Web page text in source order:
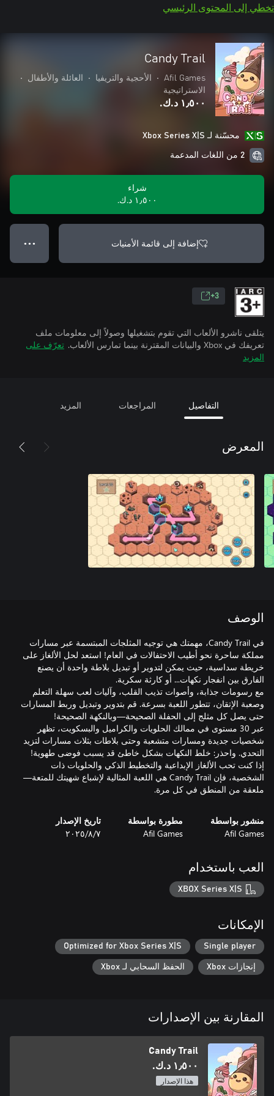
تخطي إلى المحتوى الرئيسي
Candy Trail
Afil Games
• الأحجية والتريفيا • العائلة والأطفال
•
الاستراتيجية
١٫٥٠٠ د.ك.‏
محسّنة لـ Xbox Series X|S
2 من اللغات المدعمة
شراء
١٫٥٠٠ د.ك.‏
إضافة إلى قائمة الأمنيات ● ● ●
3+
يتلقى ناشرو الألعاب التي تقوم بتشغيلها وصولاً إلى معلومات ملف
تعريفك في Xbox والبيانات المقترنة بينما تمارس الألعاب.
تعرّف على
المزيد
التفاصيل المراجعات المزيد
المعرض
الوصف
في Candy Trail، مهمتك هي توجيه المثلجات المبتسمة عبر مسارات
مملكة ساحرة نحو أطيب الاحتفالات في العام! استعد لحل الألغاز على
خريطة سداسية، حيث يمكن لتدوير أو تبديل بلاطة واحدة أن يصنع
مع رسومات جذابة، وأصوات تذيب القلب، وآليات لعب سهلة التعلم
وصعبة الإتقان، تتطور اللعبة بسرعة. قم بتدوير وتبديل وربط المسارات
عبر 30 مستوى في ممالك الحلويات والكراميل والبسكويت، تظهر
شخصيات جديدة ومسارات متشعبة وحتى بلاطات بثلاث مسارات لتزيد
إذا كنت تحب الألغاز الإبداعية والتخطيط الذكي والحلويات ذات
الشخصية، فإن Candy Trail هي اللعبة المثالية لإشباع شهيتك للمتعة—
ملعقة من المنطق في كل مرة.
منشور بواسطة
Afil Games
مطورة بواسطة
Afil Games
تاريخ الإصدار
٧‏/٨‏/٢٠٢٥
العب باستخدام
XBOX Series X|S
الإمكانات
Single player
Optimized for Xbox Series X|S
إنجازات Xbox الحفظ السحابي لـ Xbox
المقارنة بين الإصدارات
Candy Trail
١٫٥٠٠ د.ك.‏
هذا الإصدار